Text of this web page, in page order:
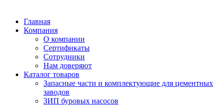
Главная
Компания
О компании
Сертификаты
Сотрудники
Нам доверяют
Каталог товаров
Запасные части и комплектующие для цементных
заводов
ЗИП буровых насосов